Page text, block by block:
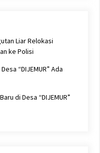
Liar Relokasi
ke Polisi
“DIJEMUR” Ada
Baru di Desa “DIJEMUR”